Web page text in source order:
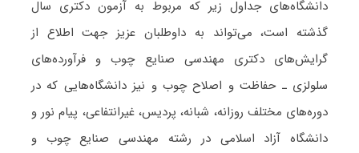
دانشگاه‌های جداول زیر که مربوط به آزمون دکتری سال
گذشته است، می‌تواند به داوطلبان عزیز جهت اطلاع از
گرایش‌های دکتری مهندسی صنایع چوب و فرآورده‌های
سلولزی ـ حفاظت و اصلاح چوب و نیز دانشگاه‌هایی که در
دوره‌های مختلف روزانه، شبانه، پردیس، غیرانتفاعی، پیام نور و
دانشگاه آزاد اﺳﻼمی در رشته مهندسی صنایع چوب و